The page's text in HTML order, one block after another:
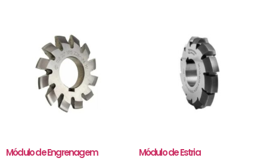
Módulo de Engrenagem Módulo de Estria